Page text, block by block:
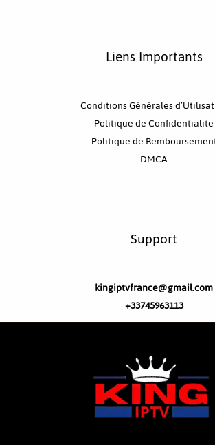
Liens Importants
Conditions Générales
Politique de Confidentialite
Politique de
DMCA
Support
kingiptvfrance@gmail.com
+33745963113